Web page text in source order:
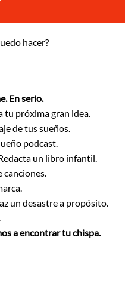
hacer?
En serio.
tu próxima gran idea.
de tus sueños.
podcast.
un libro infantil.
canciones.
un desastre a propósito.
a encontrar tu chispa.